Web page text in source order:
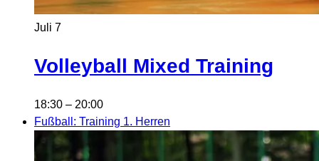
Juli 7
Volleyball Mixed Training
18:30 – 20:00
Fußball: Training 1. Herren